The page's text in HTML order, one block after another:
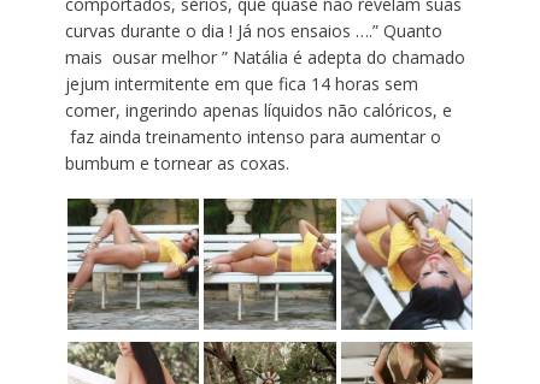
curvas durante o dia ! Já nos ensaios ….” Quanto
mais ousar melhor ” Natália é adepta do chamado
jejum intermitente em que fica 14 horas sem
comer, ingerindo apenas líquidos não calóricos, e
faz ainda treinamento intenso para aumentar o
bumbum e tornear as coxas.